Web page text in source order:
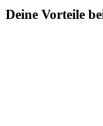
Deine Vorteile